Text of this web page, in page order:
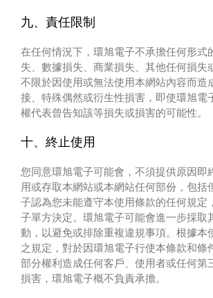
九、責任限制
在任何情況下，環旭電子不承擔任何形式
失、數據損失、商業損失、其他任何損失
不限於因使用或無法使用本網站內容而造
接、特殊偶然或衍生性損害，即使環旭電
權代表曾告知該等損失或損害的可能性。
十、終止使用
您同意環旭電子可能會，不須提供原因即
用或存取本網站或本網站任何部份，包括
子認為您未能遵守本使用條款的任何規定
子單方決定。環旭電子可能會進一步採取
動，以避免或排除重複違規事項。根據本
之規定，對於因環旭電子行使本條款和條
部分權利造成任何客戶、使用者或任何第
損害，環旭電子概不負責承擔。